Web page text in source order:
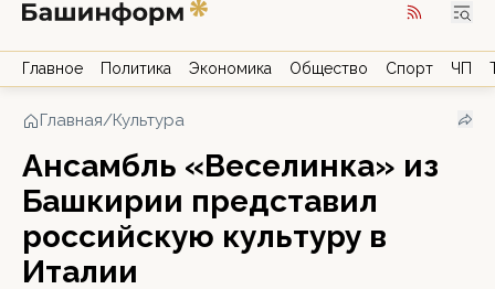
Главное Политика Экономика Общество Спорт ЧП
Главная/Культура
Ансамбль «Веселинка» из
Башкирии представил
российскую культуру в
Италии